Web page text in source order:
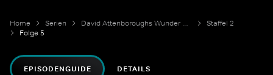
Home Serien David Attenboroughs Wunder der Natur
Staffel 2
Folge 5
EPISODENGUIDE DETAILS